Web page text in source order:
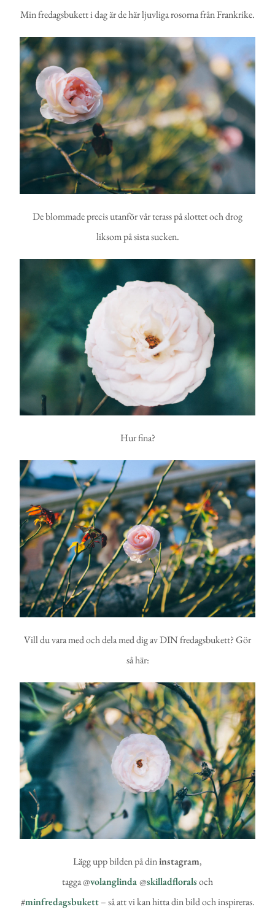
Min fredagsbukett i dag är de här ljuvliga rosorna från Frankrike.
De blommade precis utanför vår terass på slottet och drog
liksom på sista sucken.
Hur fina?
Vill du vara med och dela med dig av DIN fredagsbukett? Gör
så här:
Lägg upp bilden på dininstagram,
tagga @volanglinda@skilladfloralsoch
#minfredagsbukett– så att vi kan hitta din bild och inspireras.